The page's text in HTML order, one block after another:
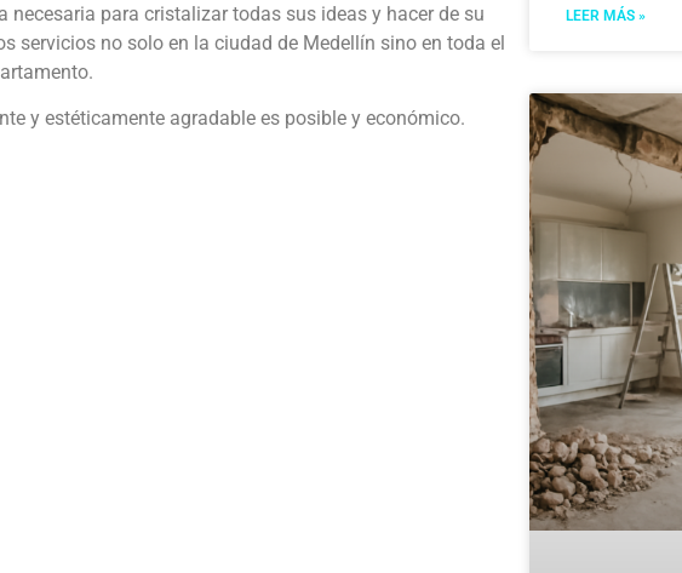
necesaria para cristalizar todas sus ideas y hacer de su
servicios no solo en la ciudad de Medellín sino en toda el
y estéticamente agradable es posible y económico.
LEER MÁS »